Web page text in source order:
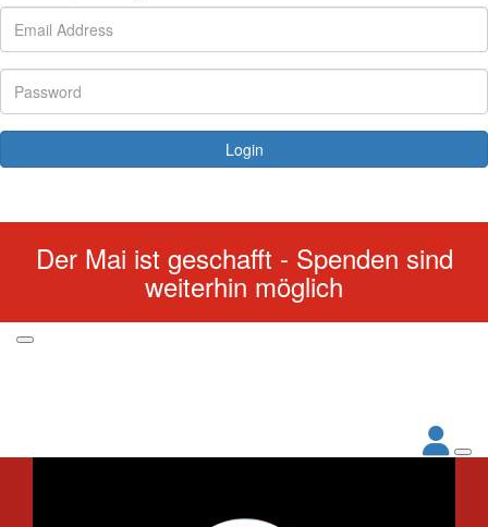
Login
Der Mai ist geschafft - Spenden sind
weiterhin möglich